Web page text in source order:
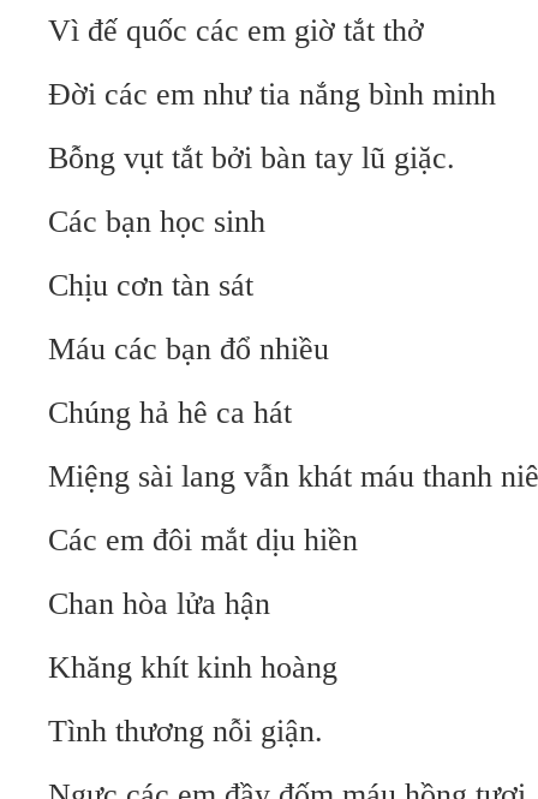
Vì đế quốc các em giờ tắt thở
Đời các em như tia nắng bình minh
Bỗng vụt tắt bởi bàn tay lũ giặc.
Các bạn học sinh
Chịu cơn tàn sát
Máu các bạn đổ nhiều
Chúng hả hê ca hát
Miệng sài lang vẫn khát máu thanh
Các em đôi mắt dịu hiền
Chan hòa lửa hận
Khăng khít kinh hoàng
Tình thương nỗi giận.